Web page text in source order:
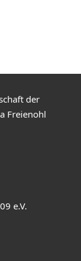
der
Freienohl
e.V.